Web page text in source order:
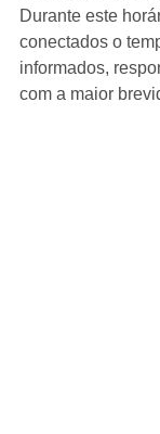
Durante este
conectados o
informados,
com a maior